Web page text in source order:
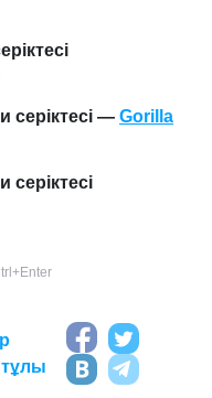
серіктесі — Gorilla
серіктесі